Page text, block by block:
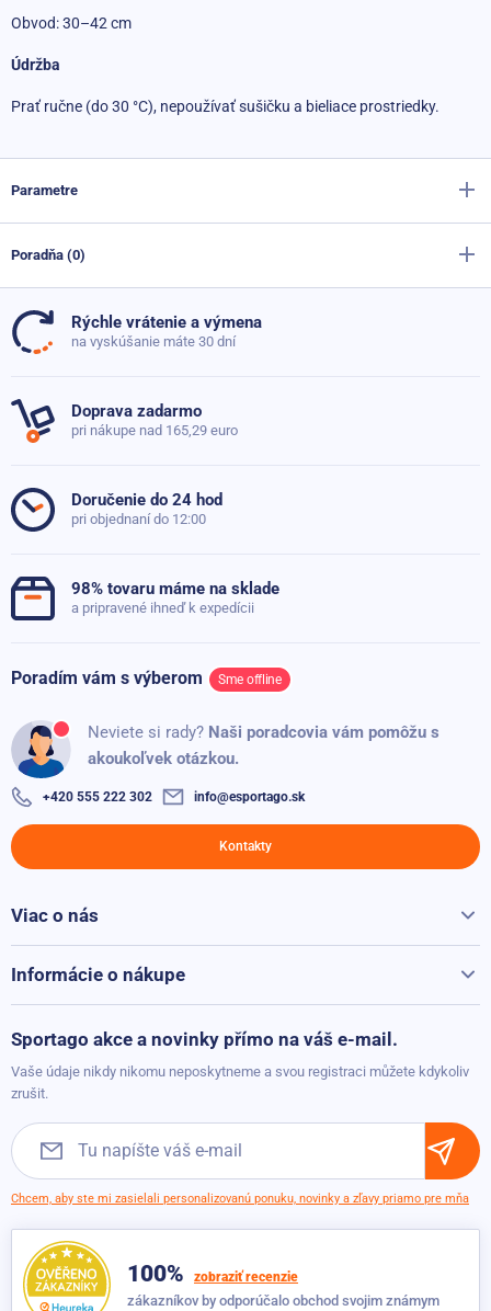
Obvod: 30–42 cm
Údržba
Prať ručne (do 30 °C), nepoužívať sušičku a bieliace prostriedky.
Parametre
Výrobca
Farba
Materiál Lycra, Polyester
Výška
Obvod 30 - 42 cm
Veľkosť Univerzálná
Obvod od 30
,Stredný
Poradňa (0)
Doteraz neboli pridané žiadne otázky. Pýtajte sa nás,
Položiť dotaz
Rýchle vrátenie a výmena
na vyskúšanie máte 30 dní
Doprava zadarmo
pri nákupe nad 165,29 euro
Doručenie do 24 hod
pri objednaní do 12:00
98% tovaru máme na sklade
a pripravené ihneď k expedícii
Poradím vám s výberom Sme offline
Neviete si rady? Naši poradcovia vám pomôžu s
akoukoľvek otázkou.
+420 555 222 302 info@esportago.sk
Kontakty
Viac o nás
Kontakty
Informácie o nákupe
Obchodné podmienky
Sportago akce a novinky přímo na váš e-mail.
Vaše údaje nikdy nikomu neposkytneme a svou registraci můžete kdykoliv
zrušit.
Chcem, aby ste mi zasielali personalizovanú ponuku, novinky a zľavy priamo pre mňa
100% zobraziť recenzie
zákazníkov by odporúčalo obchod svojim známym